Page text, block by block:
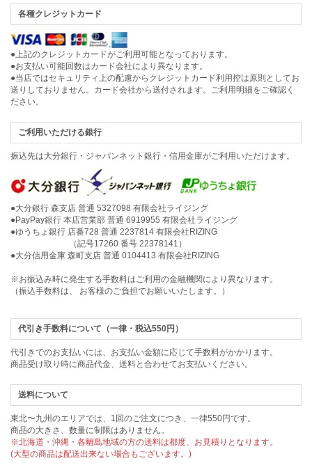
各種クレジットカード
●上記のクレジットカードがご利用可能となっております。
●お支払い可能回数はカード会社により異なります。
●当店ではセキュリティ上の配慮からクレジットカード利用控は原則としてお
送りしておりません。カード会社から送付されます。ご利用明細をご確認く
ださい。
ご利用いただける銀行
振込先は大分銀行・ジャパンネット銀行・信用金庫がご利用いただけます。
●大分銀行 森支店 普通 5327098 有限会社ライジング
●PayPay銀行 本店営業部 普通 6919955 有限会社ライジング
●ゆうちょ銀行 店番728 普通 2237814 有限会社RIZING
（記号17260 番号 22378141）
●大分信用金庫 森町支店 普通 0104413 有限会社RIZING
※お振込み時に発生する手数料はご利用の金融機関により異なります。
（振込手数料は、 お客様のご負担でお願いいたします。）
代引き手数料について（一律・税込550円）
代引きでのお支払いには、お支払い金額に応じて手数料がかかります。
商品受け取り時に商品代金、送料と合わせてお支払いください。
送料について
東北〜九州のエリアでは、1回のご注文につき、一律550円です。
商品の大きさ、数量に制限はありません。
※北海道・沖縄・各離島地域の方の送料は都度、お見積りとなります。
(大型の商品は配送出来ない場合もございます。)